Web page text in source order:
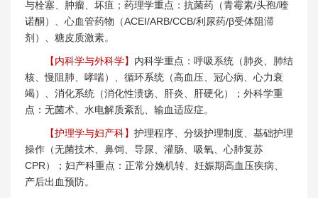
与栓塞、肿瘤、坏疽；药理学重点：抗菌药（青霉素/头孢/喹
诺酮）、心血管药物（ACEI/ARB/CCB/利尿药/β受体阻滞
剂）、糖皮质激素。
【内科学与外科学】 内科学重点：呼吸系统（肺炎、肺结
核、慢阻肺、哮喘）、循环系统（高血压、冠心病、心力衰
竭）、消化系统（消化性溃疡、肝炎、肝硬化）；外科学重
点：无菌术、水电解质紊乱、输血适应症。
【护理学与妇产科】 护理程序、分级护理制度、基础护理
操作（无菌技术、鼻饲、导尿、灌肠、吸氧、心肺复苏
CPR）；妇产科重点：正常分娩机转、妊娠期高血压疾病、
产后出血预防。